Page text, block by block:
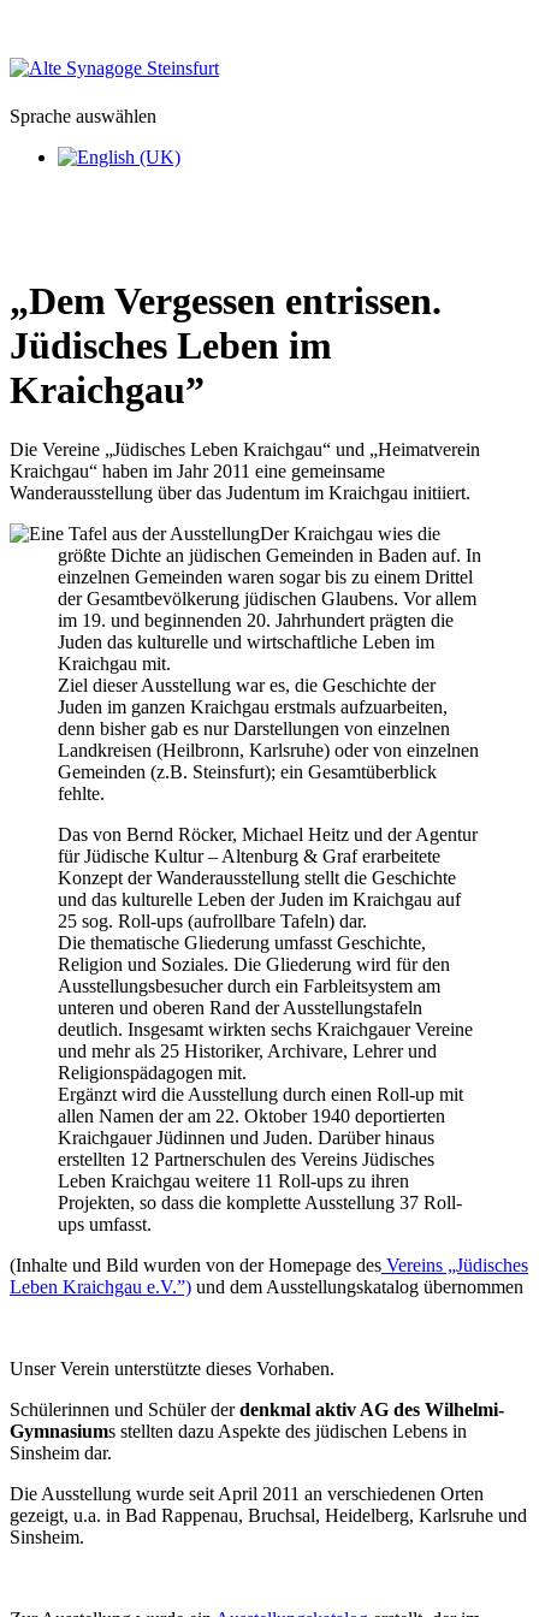
Sprache auswählen
„Dem Vergessen entrissen.
Jüdisches Leben im
Kraichgau”
Die Vereine „Jüdisches Leben Kraichgau“ und „Heimatverein
Kraichgau“ haben im Jahr 2011 eine gemeinsame
Wanderausstellung über das Judentum im Kraichgau initiiert.
Der Kraichgau wies die
größte Dichte an jüdischen Gemeinden in Baden auf. In
einzelnen Gemeinden waren sogar bis zu einem Drittel
der Gesamtbevölkerung jüdischen Glaubens. Vor allem
im 19. und beginnenden 20. Jahrhundert prägten die
Juden das kulturelle und wirtschaftliche Leben im
Kraichgau mit.
Ziel dieser Ausstellung war es, die Geschichte der
Juden im ganzen Kraichgau erstmals aufzuarbeiten,
denn bisher gab es nur Darstellungen von einzelnen
Landkreisen (Heilbronn, Karlsruhe) oder von einzelnen
Gemeinden (z.B. Steinsfurt); ein Gesamtüberblick
fehlte.
Das von Bernd Röcker, Michael Heitz und der Agentur
für Jüdische Kultur – Altenburg & Graf erarbeitete
Konzept der Wanderausstellung stellt die Geschichte
und das kulturelle Leben der Juden im Kraichgau auf
25 sog. Roll-ups (aufrollbare Tafeln) dar.
Die thematische Gliederung umfasst Geschichte,
Religion und Soziales. Die Gliederung wird für den
Ausstellungsbesucher durch ein Farbleitsystem am
unteren und oberen Rand der Ausstellungstafeln
deutlich. Insgesamt wirkten sechs Kraichgauer Vereine
und mehr als 25 Historiker, Archivare, Lehrer und
Religionspädagogen mit.
Ergänzt wird die Ausstellung durch einen Roll-up mit
allen Namen der am 22. Oktober 1940 deportierten
Kraichgauer Jüdinnen und Juden. Darüber hinaus
erstellten 12 Partnerschulen des Vereins Jüdisches
Leben Kraichgau weitere 11 Roll-ups zu ihren
Projekten, so dass die komplette Ausstellung 37 Roll-
ups umfasst.
(Inhalte und Bild wurden von der Homepage des Vereins „Jüdisches
Leben Kraichgau e.V.”) und dem Ausstellungskatalog übernommen
Unser Verein unterstützte dieses Vorhaben.
Schülerinnen und Schüler derdenkmal aktiv AG des Wilhelmi-
Gymnasiums stellten dazu Aspekte des jüdischen Lebens in
Sinsheim dar.
Die Ausstellung wurde seit April 2011 an verschiedenen Orten
gezeigt, u.a. in Bad Rappenau, Bruchsal, Heidelberg, Karlsruhe und
Sinsheim.